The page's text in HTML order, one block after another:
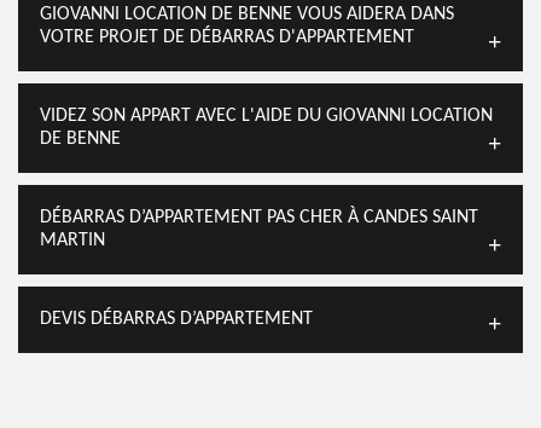
GIOVANNI LOCATION DE BENNE VOUS AIDERA DANS
VOTRE PROJET DE DÉBARRAS D'APPARTEMENT
VIDEZ SON APPART AVEC L'AIDE DU GIOVANNI LOCATION
DE BENNE
DÉBARRAS D’APPARTEMENT PAS CHER À CANDES SAINT
MARTIN
DEVIS DÉBARRAS D’APPARTEMENT